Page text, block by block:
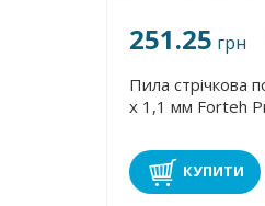
251.25 грн
Пила стрічкова
х 1,1 мм Forteh
КУПИТИ